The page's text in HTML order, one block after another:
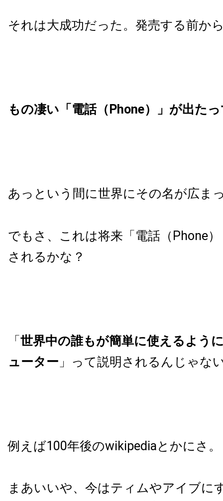
それは大成功だった。発売する前か
もの凄い「電話（Phone）」が出た
あっという間に世界にその名が広ま
でもさ、これは将来「電話（Phone
されるかな？
「世界中の誰もが簡単に使えるよう
ューター 」って説明されるんじゃな
例えば100年後のwikipediaとかにさ。
まあいいや、今はティムやアイブに